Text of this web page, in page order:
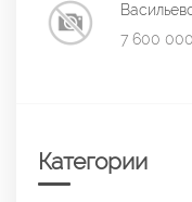
7 600
Категории